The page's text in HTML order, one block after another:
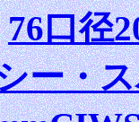
76口径
ー・